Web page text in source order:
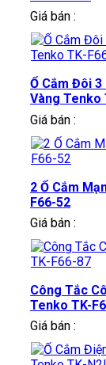
Giá bán :
Ổ Cắm Đôi
Vàng Tenko
Giá bán :
2 Ổ Cắm
F66-52
Giá bán :
Công Tắc
Tenko TK-
Giá bán :